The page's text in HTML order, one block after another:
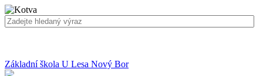
Základní škola U Lesa Nový Bor